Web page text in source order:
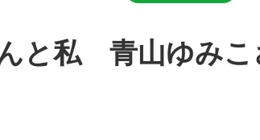
と私 青山ゆみこ